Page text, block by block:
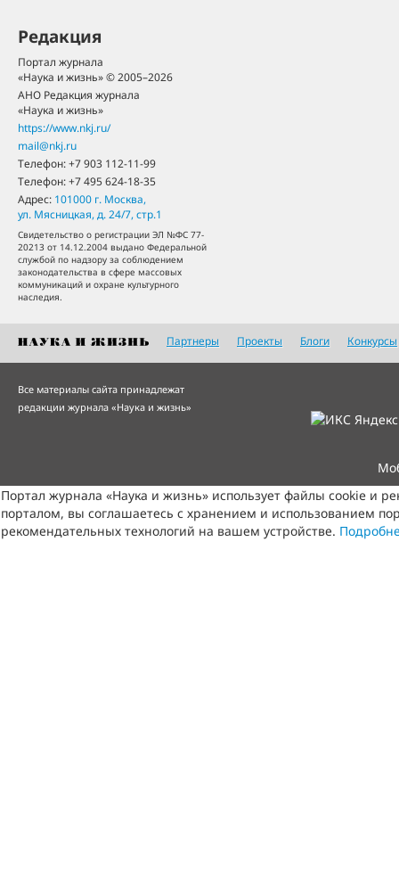
Редакция
Портал журнала
«Наука и жизнь» © 2005–2026
АНО Редакция журнала
«Наука и жизнь»
https://www.nkj.ru/
mail@nkj.ru
Телефон:+7 903 112-11-99
Телефон:+7 495 624-18-35
Адрес: 101000 г. Москва,
ул. Мясницкая, д. 24/7, стр.1
Свидетельство о регистрации ЭЛ №ФС 77-
20213 от 14.12.2004 выдано Федеральной
службой по надзору за соблюдением
законодательства в сфере массовых
коммуникаций и охране культурного
наследия.
Партнеры Проекты Блоги Конкурсы
Все материалы сайта принадлежат
редакции журнала «Наука и жизнь»
Портал журнала «Наука и жизнь» использует файлы cookie и
порталом, вы соглашаетесь с хранением и использованием
рекомендательных технологий на вашем устройстве.